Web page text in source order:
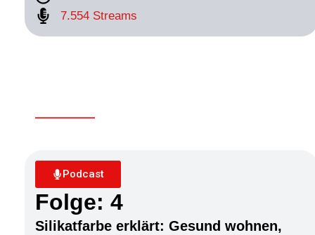
7.554 Streams
Podcast
Folge: 4
Silikatfarbe erklärt: Gesund wohnen,